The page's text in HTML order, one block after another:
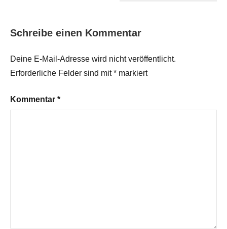
Schreibe einen Kommentar
Deine E-Mail-Adresse wird nicht veröffentlicht.
Erforderliche Felder sind mit* markiert
Kommentar *